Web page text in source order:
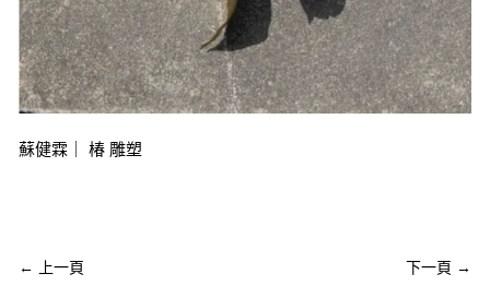
蘇健霖｜ 椿 雕塑
← 上一頁 下一頁 →